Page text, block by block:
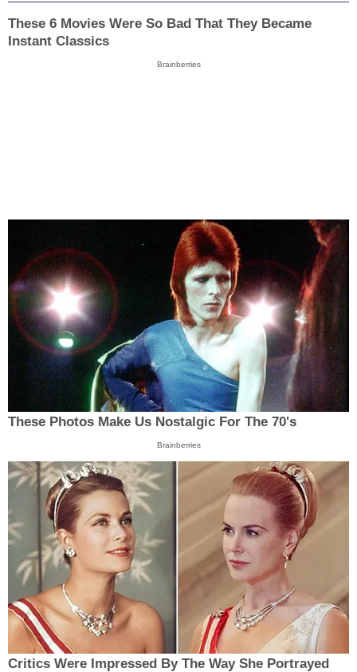
These 6 Movies Were So Bad That They Became
Instant Classics
Brainberries
These Photos Make Us Nostalgic For The 70's
Brainberries
Critics Were Impressed By The Way She Portrayed